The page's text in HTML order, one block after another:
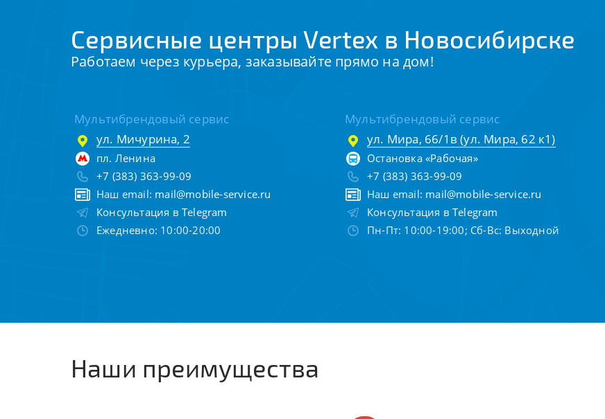
Сервисные центры Vertex в Новосибирске
Работаем через курьера, заказывайте прямо на дом!
Мультибрендовый сервис
ул. Мичурина, 2
пл. Ленина
+7 (383) 363-99-09
Наш email: mail@mobile-service.ru
Консультация в Telegram
Ежедневно: 10:00-20:00
Мультибрендовый сервис
ул. Мира, 66/1в (ул. Мира, 62 к1)
Остановка «Рабочая»
+7 (383) 363-99-09
Наш email: mail@mobile-service.ru
Консультация в Telegram
Пн-Пт: 10:00-19:00; Сб-Вс: Выходной
Наши преимущества